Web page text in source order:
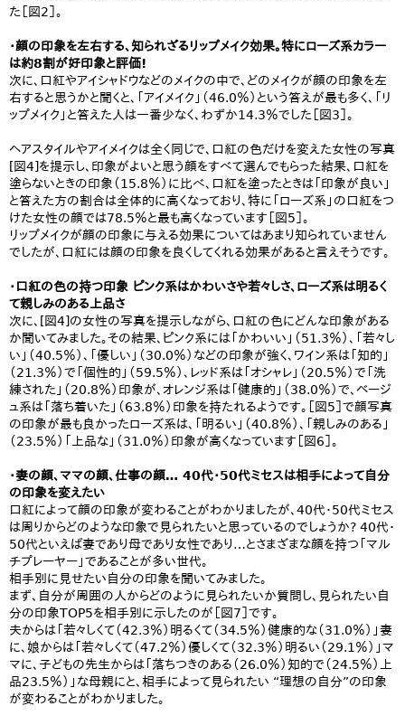
た［図2］。
・顔の印象を左右する、知られざるリップメイク効果。特にローズ系カラー
は約8割が好印象と評価!
次に、口紅やアイシャドウなどのメイクの中で、どのメイクが顔の印象を左
右すると思うかと聞くと、「アイメイク」（46.0％）という答えが最も多く、「リ
ップメイク」と答えた人は一番少なく、わずか14.3％でした［図3］。
ヘアスタイルやアイメイクは全く同じで、口紅の色だけを変えた女性の写真
[図4]を提示し、印象がよいと思う顔をすべて選んでもらった結果、口紅を
塗らないときの印象（15.8％）に比べ、口紅を塗ったときは「印象が良い」
と答えた方の割合は全体的に高くなっており、特に「ローズ系」の口紅をつ
けた女性の顔では78.5％と最も高くなっています［図5］。
リップメイクが顔の印象に与える効果についてはあまり知られていません
でしたが、口紅には顔の印象を良くしてくれる効果があると言えそうです。
・口紅の色の持つ印象 ピンク系はかわいさや若々しさ、ローズ系は明るく
て親しみのある上品さ
次に、[図4]の女性の写真を提示しながら、口紅の色にどんな印象がある
か聞いてみました。その結果、ピンク系には「かわいい」（51.3％）、「若々し
い」（40.5％）、「優しい」（30.0％）などの印象が強く、ワイン系は「知的」
（21.3％）で「個性的」（59.5％）、レッド系は「オシャレ」（20.5％）で「洗
練された」（20.8％）印象が、オレンジ系は「健康的」（38.0％）で、ベージ
ュ系は「落ち着いた」（63.8％）印象を持たれるようです。［図5］で顔写真
の印象が最も良かったローズ系は、「明るい」（40.8％）、「親しみのある」
（23.5％）「上品な」（31.0％）印象が高くなっています［図6］。
・妻の顔、ママの顔、仕事の顔… 40代・50代ミセスは相手によって自分
の印象を変えたい
口紅によって顔の印象が変わることがわかりましたが、40代・50代ミセス
は周りからどのような印象で見られたいと思っているのでしょうか? 40代・
50代といえば妻であり母であり女性であり…とさまざまな顔を持つ「マル
チプレーヤー」であることが多い世代。
相手別に見せたい自分の印象を聞いてみました。
まず、自分が周囲の人からどのように見られたいか質問し、見られたい自
分の印象TOP5を相手別に示したのが［図7］です。
夫からは「若々しくて（42.3％）明るくて（34.5％）健康的な（31.0％）」妻
に、娘からは「若々しくて（47.2％）優しくて（32.3％）明るい（29.1％）」マ
マに、子どもの先生からは「落ちつきのある（26.0％）知的で（24.5％）上
品23.5％）」な母親にと、相手によって見られたい “理想の自分”の印象
が変わることがわかりました。